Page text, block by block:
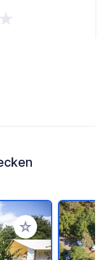
Zu Ihren Favoriten